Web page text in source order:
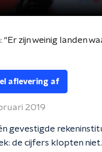
“Er zijn weinig landen
aflevering af
2019
gevestigde
de cijfers klopten